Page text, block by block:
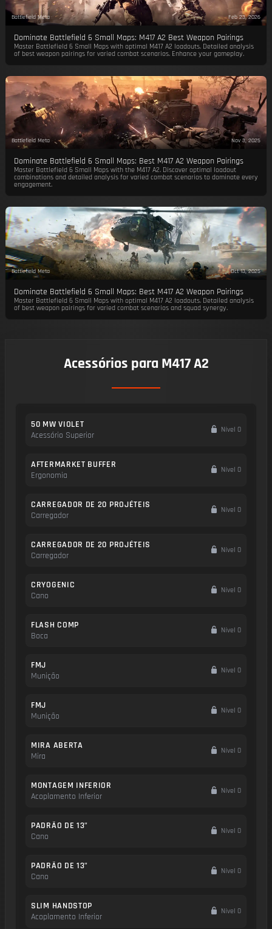
Battlefield Meta Feb 23, 2026
Dominate Battlefield 6 Small Maps: M417 A2 Best Weapon Pairings
Master Battlefield 6 Small Maps with optimal M417 A2 loadouts. Detailed analysis
of best weapon pairings for varied combat scenarios. Enhance your gameplay.
Battlefield Meta Nov 3, 2025
Dominate Battlefield 6 Small Maps: Best M417 A2 Weapon Pairings
Master Battlefield 6 Small Maps with the M417 A2. Discover optimal loadout
combinations and detailed analysis for varied combat scenarios to dominate every
engagement.
Battlefield Meta Oct 13, 2025
Dominate Battlefield 6 Small Maps: Best M417 A2 Weapon Pairings
Master Battlefield 6 Small Maps with optimal M417 A2 loadouts. Detailed analysis
of best weapon pairings for varied combat scenarios and squad synergy.
Acessórios para M417 A2
50 MW VIOLET
Acessório Superior
Nível 0
AFTERMARKET BUFFER
Ergonomia
Nível 0
CARREGADOR DE 20 PROJÉTEIS
Carregador
Nível 0
CARREGADOR DE 20 PROJÉTEIS
Carregador
Nível 0
CRYOGENIC
Cano
Nível 0
FLASH COMP
Boca
Nível 0
FMJ
Munição
Nível 0
FMJ
Munição
Nível 0
MIRA ABERTA
Mira
Nível 0
MONTAGEM INFERIOR
Acoplamento Inferior
Nível 0
PADRÃO DE 13"
Cano
Nível 0
PADRÃO DE 13"
Cano
Nível 0
SLIM HANDSTOP
Acoplamento Inferior
Nível 0